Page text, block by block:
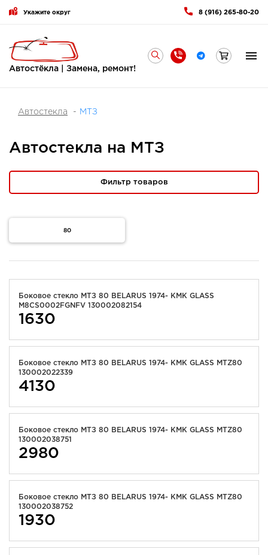
Укажите округ 8 (916) 265-80-20
Автостёкла | Замена, ремонт!
Автостекла МТЗ
Автостекла на МТЗ
Фильтр товаров
80
Боковое стекло МТЗ 80 BELARUS 1974- KMK GLASS
M8СS0002FGNFV 130002082154
1630
Боковое стекло МТЗ 80 BELARUS 1974- KMK GLASS MTZ80
130002022339
4130
Боковое стекло МТЗ 80 BELARUS 1974- KMK GLASS MTZ80
130002038751
2980
Боковое стекло МТЗ 80 BELARUS 1974- KMK GLASS MTZ80
130002038752
1930